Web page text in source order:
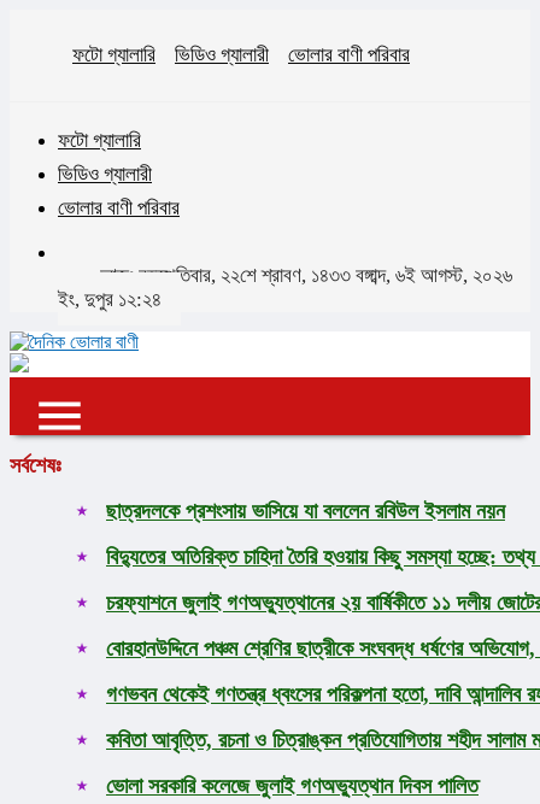
ফটো গ্যালারি ভিডিও গ্যালারী ভোলার বাণী পরিবার
ফটো গ্যালারি
ভিডিও গ্যালারী
ভোলার বাণী পরিবার
আজঃ বৃহস্পতিবার, ২২শে শ্রাবণ, ১৪৩৩ বঙ্গাব্দ, ৬ই আগস্ট, ২০২৬
ইং, দুপুর ১২:২৪
✕ ✕
প্রচ্ছদ
জাতীয়
আন্তর্জাতিক
অর্থনীতি
খেলাধুলা
লাইফস্টাইল
সোশ্যাল মিডিয়া
বিজ্ঞান ও প্রযুক্তি
আরও
সর্বশেষঃ
ছাত্রদলকে প্রশংসায় ভাসিয়ে যা বললেন রবিউল ইসলাম নয়ন
বিদ্যুতের অতিরিক্ত চাহিদা তৈরি হওয়ায় কিছু সমস্যা হচ্ছে: তথ্য
চরফ্যাশনে জুলাই গণঅভ্যুত্থানের ২য় বার্ষিকীতে ১১ দলীয়
বোরহানউদ্দিনে পঞ্চম শ্রেণির ছাত্রীকে সংঘবদ্ধ ধর্ষণের
গণভবন থেকেই গণতন্ত্র ধ্বংসের পরিকল্পনা হতো, দাবি আন্দালিব
কবিতা আবৃত্তি, রচনা ও চিত্রাঙ্কন প্রতিযোগিতায় শহীদ সালাম
ভোলা সরকারি কলেজে জুলাই গণঅভ্যুত্থান দিবস পালিত